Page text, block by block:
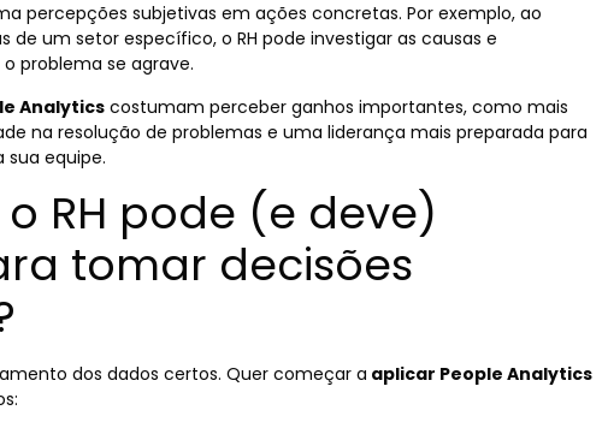
percepções subjetivas em ações concretas. Por exemplo, ao
um setor específico, o RH pode investigar as causas e
problema se agrave.
Analytics costumam perceber ganhos importantes, como mais
na resolução de problemas e uma liderança mais preparada para
sua equipe.
RH pode (e deve)
tomar decisões
dos dados certos. Quer começar a aplicar People Analytics